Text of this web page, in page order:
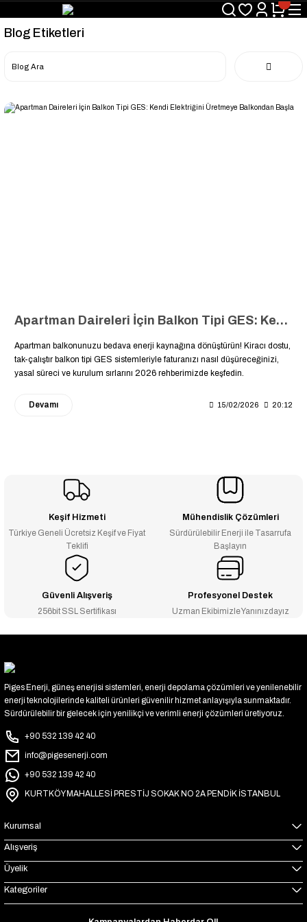
Blog Etiketleri
Apartman Daireleri İçin Balkon Tipi GES: Kendi Elektriğini Üretmeye Balkondan Başla
Apartman balkonunuzu bedava enerji kaynağına dönüştürün! Kiracı dostu,
tak-çalıştır balkon tipi GES sistemleriyle faturanızı nasıl düşüreceğinizi,
yasal süreci ve kurulum sırlarını 2026 rehberimizde keşfedin.
Devamı 15/02/2026 20:12
Keşif Hizmeti
Türkiye Geneli Ücretsiz Keşif ve Fiyat
Teklifi
Mühendislik Çözümleri
Sürdürülebilir Enerji ile Tasarrufa
Başlayın
Güvenli Alışveriş
256bit SSL Sertifikası
Profesyonel Destek
Uzman Ekibimizle Yanınızdayız
Piges Enerji, güneş enerjisi sistemleri, enerji depolama çözümleri ve yenilenebilir
enerji teknolojilerinde kaliteli ürünleri güvenilir hizmet anlayışıyla sunmaktadır.
Sürdürülebilir bir gelecek için yenilikçi ve verimli enerji çözümleri üretiyoruz.
+90 532 139 42 40
info@pigesenerji.com
+90 532 139 42 40
KURTKÖY MAHALLESİ PRESTİJ SOKAK NO 2A PENDİK İSTANBUL
Kurumsal
Alışveriş
Üyelik
Kategoriler